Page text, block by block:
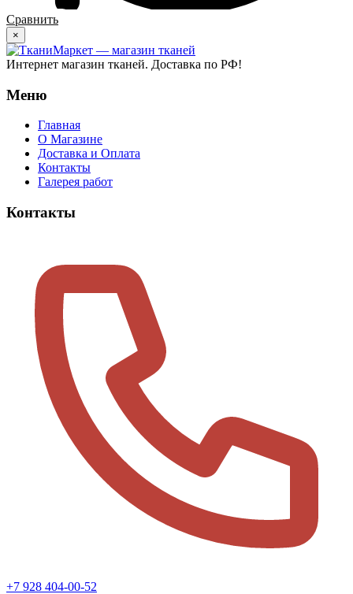
Сравнить
×
Интернет магазин тканей. Доставка по РФ!
Меню
Главная
О Магазине
Доставка и Оплата
Контакты
Галерея работ
Контакты
+7 928 404-00-52